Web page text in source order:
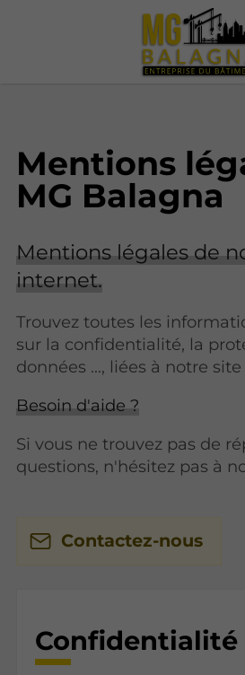
Mentions
MG Balagna
Mentions légales de
internet.
Trouvez toutes les
sur la confidentialité, la
données ..., liées à notre
Besoin d'aide ?
Si vous ne trouvez pas de
questions, n'hésitez pas à
Contactez-nous
Confidentialité